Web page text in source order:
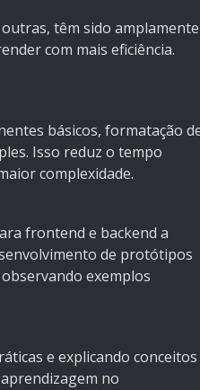
têm sido amplamente
com mais eficiência.
básicos, formatação
Isso reduz o tempo
complexidade.
frontend e backend a
de protótipos
exemplos
e explicando conceitos
no